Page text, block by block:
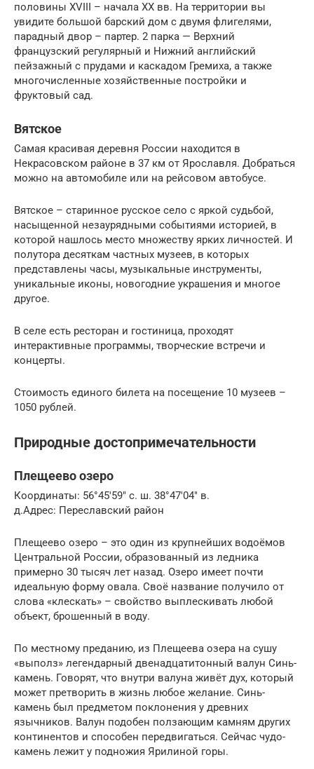
половины XVIII – начала XX вв. На территории вы
увидите большой барский дом с двумя флигелями,
парадный двор – партер. 2 парка — Верхний
французский регулярный и Нижний английский
пейзажный с прудами и каскадом Гремиха, а также
многочисленные хозяйственные постройки и
фруктовый сад.
Вятское
Самая красивая деревня России находится в
Некрасовском районе в 37 км от Ярославля. Добраться
можно на автомобиле или на рейсовом автобусе.
Вятское – старинное русское село с яркой судьбой,
насыщенной незаурядными событиями историей, в
которой нашлось место множеству ярких личностей. И
полутора десяткам частных музеев, в которых
представлены часы, музыкальные инструменты,
уникальные иконы, новогодние украшения и многое
другое.
В селе есть ресторан и гостиница, проходят
интерактивные программы, творческие встречи и
концерты.
Стоимость единого билета на посещение 10 музеев –
1050 рублей.
Природные достопримечательности
Плещеево озеро
Координаты: 56°45′59″ с. ш. 38°47′04″ в.
д.Адрес: Переславский район
Плещеево озеро – это один из крупнейших водоёмов
Центральной России, образованный из ледника
примерно 30 тысяч лет назад. Озеро имеет почти
идеальную форму овала. Своё название получило от
слова «клескать» – свойство выплескивать любой
объект, брошенный в воду.
По местному преданию, из Плещеева озера на сушу
«выполз» легендарный двенадцатитонный валун Синь-
камень. Говорят, что внутри валуна живёт дух, который
может претворить в жизнь любое желание. Синь-
камень был предметом поклонения у древних
язычников. Валун подобен ползающим камням других
континентов и способен передвигаться. Сейчас чудо-
камень лежит у подножия Ярилиной горы.